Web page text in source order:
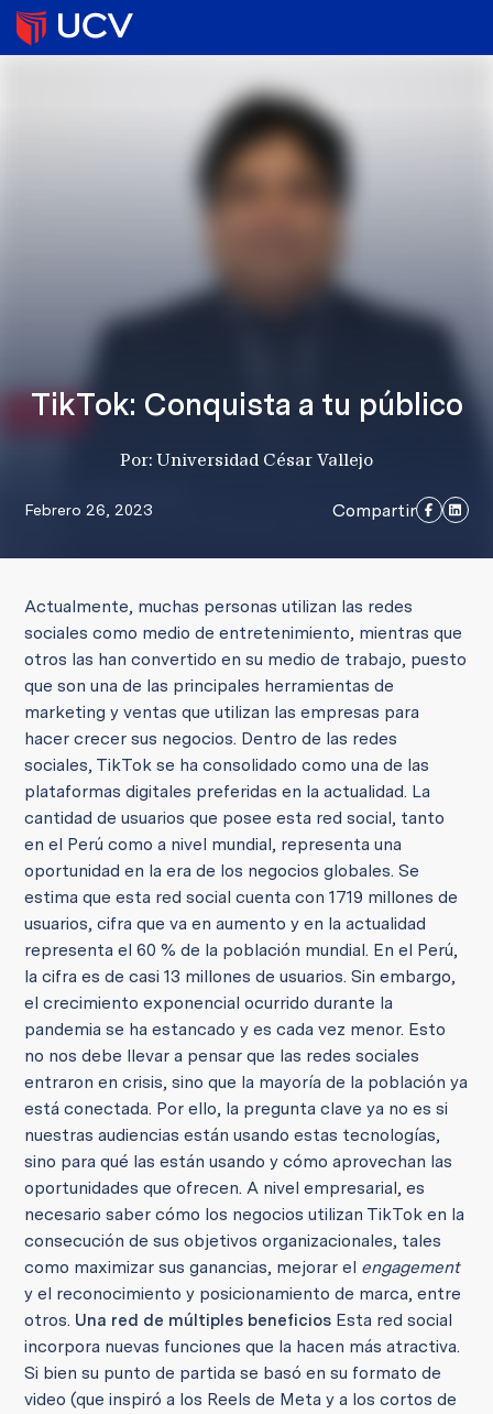
TikTok: Conquista a tu público
Por: Universidad César Vallejo
Febrero 26, 2023 Compartir
Actualmente, muchas personas utilizan las redes
sociales como medio de entretenimiento, mientras que
otros las han convertido en su medio de trabajo, puesto
que son una de las principales herramientas de
marketing y ventas que utilizan las empresas para
hacer crecer sus negocios. Dentro de las redes
sociales, TikTok se ha consolidado como una de las
plataformas digitales preferidas en la actualidad. La
cantidad de usuarios que posee esta red social, tanto
en el Perú como a nivel mundial, representa una
oportunidad en la era de los negocios globales. Se
estima que esta red social cuenta con 1719 millones de
usuarios, cifra que va en aumento y en la actualidad
representa el 60 % de la población mundial. En el Perú,
la cifra es de casi 13 millones de usuarios. Sin embargo,
el crecimiento exponencial ocurrido durante la
pandemia se ha estancado y es cada vez menor. Esto
no nos debe llevar a pensar que las redes sociales
entraron en crisis, sino que la mayoría de la población ya
está conectada. Por ello, la pregunta clave ya no es si
nuestras audiencias están usando estas tecnologías,
sino para qué las están usando y cómo aprovechan las
oportunidades que ofrecen. A nivel empresarial, es
necesario saber cómo los negocios utilizan TikTok en la
consecución de sus objetivos organizacionales, tales
como maximizar sus ganancias, mejorar el engagement
y el reconocimiento y posicionamiento de marca, entre
otros. Una red de múltiples beneficios Esta red social
incorpora nuevas funciones que la hacen más atractiva.
Si bien su punto de partida se basó en su formato de
video (que inspiró a los Reels de Meta y a los cortos de